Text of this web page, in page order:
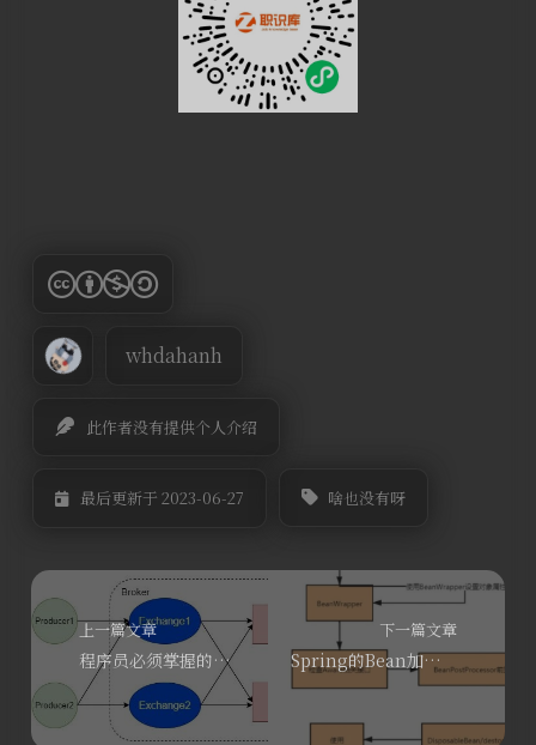
whdahanh
此作者没有提供个人介绍
最后更新于 2023-06-27 啥也没有呀
上一篇文章
程序员必须掌握的消息中间件-RabbitMQ
下一篇文章
Spring的Bean加载流程